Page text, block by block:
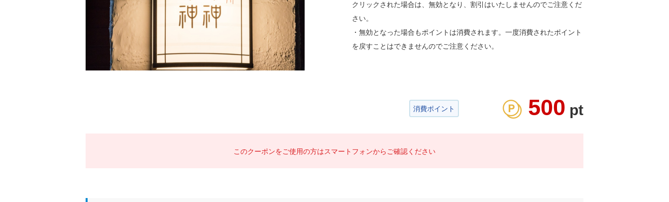
クリックされた場合は、無効となり、割引はいたしませんのでご注意くだ
さい。
・無効となった場合もポイントは消費されます。一度消費されたポイント
を戻すことはできませんのでご注意ください。
消費ポイント 500 pt
このクーポンをご使用の方はスマートフォンからご確認ください